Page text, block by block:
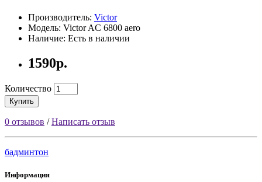
Производитель: Victor
Модель: Victor AC 6800 aero
Наличие: Есть в наличии
1590р.
Количество
Купить
0 отзывов /Написать отзыв
бадминтон
Информация